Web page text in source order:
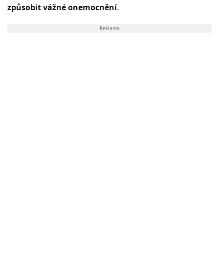
způsobit vážné onemocnění.
Reklama